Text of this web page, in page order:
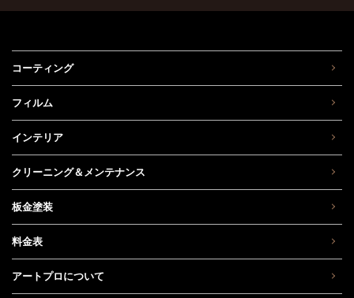
コーティング
フィルム
インテリア
クリーニング＆メンテナンス
板金塗装
料金表
アートプロについて